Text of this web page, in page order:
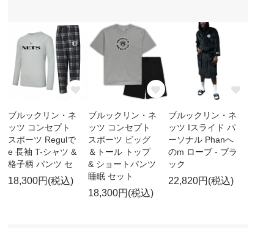
ブルックリン・ネ
ッツ コンセプト
スポーツ Regulで
e 長袖 T-シャツ &
格子柄 パンツ セ
18,300円(税込)
ブルックリン・ネ
ッツ コンセプト
スポーツ ビッグ
＆トール トップ
& ショートパンツ
睡眠 セット
18,300円(税込)
ブルックリン・ネ
ッツ Iスライド パ
ーソナル Phanへ
のm ローブ - ブラ
ック
22,820円(税込)